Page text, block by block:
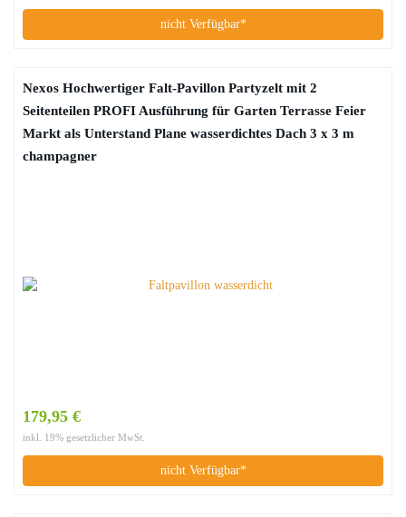
nicht Verfügbar*
Nexos Hochwertiger Falt-Pavillon Partyzelt mit 2
Seitenteilen PROFI Ausführung für Garten Terrasse Feier
Markt als Unterstand Plane wasserdichtes Dach 3 x 3 m
champagner
179,95 €
inkl. 19% gesetzlicher MwSt.
nicht Verfügbar*